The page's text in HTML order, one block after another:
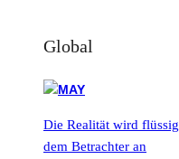
Global
Die Realität wird
dem Betrachter an